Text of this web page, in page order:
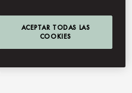
ACEPTAR TODAS LAS
COOKIES